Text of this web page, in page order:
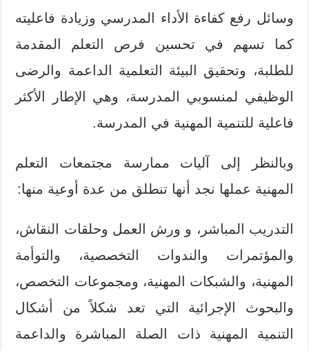
وسائل رفع كفاءة الأداء المدرسي وزيادة فاعليته
كما تسهم في تحسين فرص التعلم المقدمة
للطلبة، وتحقيق البيئة التعلمية الداعمة والرضى
الوظيفي لمنسوبي المدرسة، وهي الإطار الأكثر
فاعلية للتنمية المهنية في المدرسة.
وبالنظر إلى آليات ممارسة مجتمعات التعلم
المهنية عملها نجد أنها تنطلق من عدة أوعية منها:
التدريب المباشر، و ورش العمل وحلقات النقاش،
والمؤتمرات والندوات التخصصية، والتوأمة
المهنية، والشبكات المهنية، ومجموعات التخصص،
والبحوث الإجرائية التي تعد شكلاً من أشكال
التنمية المهنية ذات الصلة المباشرة والداعمة